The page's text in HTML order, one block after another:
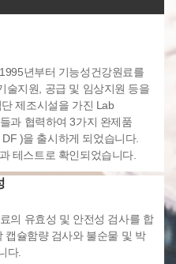
년부터 기능성건강원료를
술지원, 공급 및 임상지원 등을
제조시설을 가진 Lab
과 협력하여 3가지 완제품
)을 출시하게 되었습니다.
테스트로 확인되었습니다.
의 유효성 및 안전성 검사를 합
캡슐함량 검사와 불순물 및 박
다.